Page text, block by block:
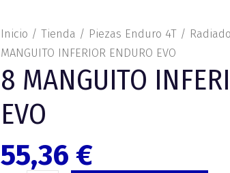
Inicio / Tienda / Piezas Enduro 4T /
MANGUITO INFERIOR ENDURO EVO
8 MANGUITO
EVO
55,36 €
8
MANGUITO
INFERIOR
ENDURO
EVO
cantidad